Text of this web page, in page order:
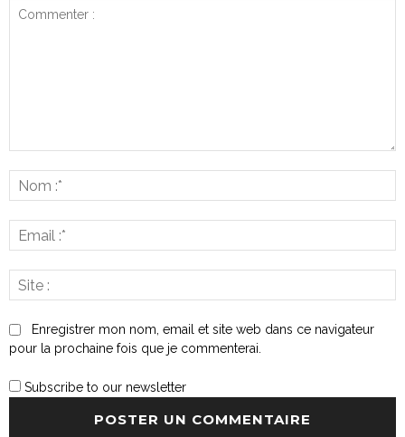
:*
:*
:
Enregistrer mon nom, email et site web dans ce navigateur
pour la prochaine fois que je commenterai.
Subscribe to our newsletter